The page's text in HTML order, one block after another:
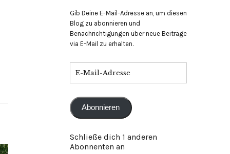
Gib Deine E-Mail-Adresse an, um diesen
Blog zu abonnieren und
Benachrichtigungen über neue Beiträge
via E-Mail zu erhalten.
Mail-
Abonnieren
Schließe dich 1 anderen
Abonnenten an